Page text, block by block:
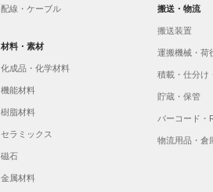
配線・ケーブル
搬送・物流
搬送装置
運搬機械・荷
積載・仕分け
貯蔵・保管
バーコード・
物流用品・倉
材料・素材
化成品・化学材料
機能材料
樹脂材料
セラミックス
磁石
金属材料